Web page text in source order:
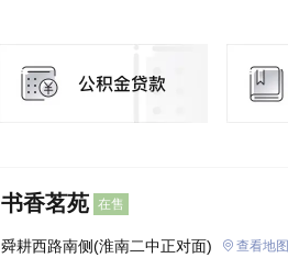
书香茗苑 在售
舜耕西路南侧(淮南二中正对面) 查看地图